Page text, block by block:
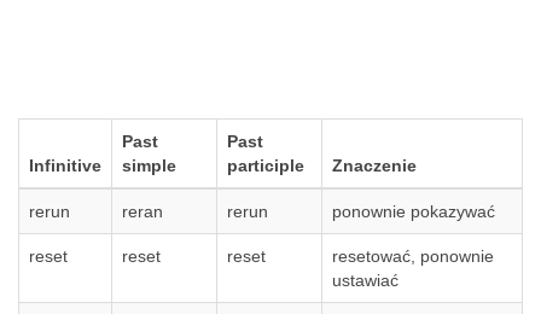
Infinitive
Past
simple
Past
participle
Znaczenie
rerun reran rerun ponownie pokazywać
reset reset reset
resetować, ponownie
ustawiać